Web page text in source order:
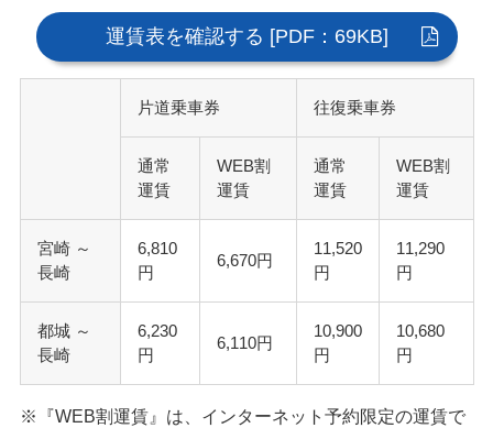
運賃表を確認する [PDF：69KB]
片道乗車券 往復乗車券
通常
運賃
WEB割
運賃
通常
運賃
WEB割
運賃
宮崎 ～
長崎
6,810
円
6,670円
11,520
円
11,290
円
都城 ～
長崎
6,230
円
6,110円
10,900
円
10,680
円
※『WEB割運賃』は、インターネット予約限定の運賃で